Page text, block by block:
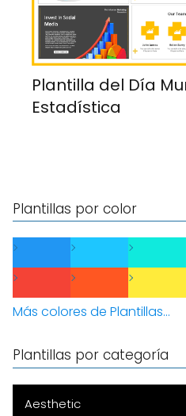
Plantilla del Día
Estadística
Plantillas por color
Más colores de Plantillas...
Plantillas por categoría
Aesthetic